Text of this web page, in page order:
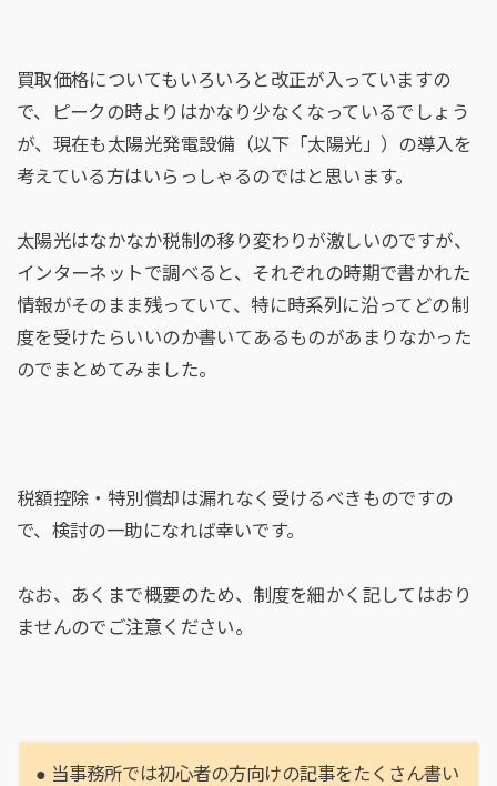
買取価格についてもいろいろと改正が入っていますの
で、ピークの時よりはかなり少なくなっているでしょう
が、現在も太陽光発電設備（以下「太陽光」）の導入を
考えている方はいらっしゃるのではと思います。
太陽光はなかなか税制の移り変わりが激しいのですが、
インターネットで調べると、それぞれの時期で書かれた
情報がそのまま残っていて、特に時系列に沿ってどの制
度を受けたらいいのか書いてあるものがあまりなかった
のでまとめてみました。
税額控除・特別償却は漏れなく受けるべきものですの
で、検討の一助になれば幸いです。
なお、あくまで概要のため、制度を細かく記してはおり
ませんのでご注意ください。
● 当事務所では初心者の方向けの記事をたくさん書い